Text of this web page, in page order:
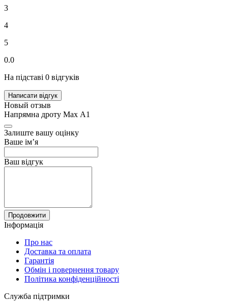
3
4
5
0.0
На підставі 0 відгуків
Написати відгук
Новый отзыв
Напрямна дроту Max А1
Залиште вашу оцінку
Ваше ім’я
Ваш відгук
Продовжити
Інформація
Про нас
Доставка та оплата
Гарантія
Обмін і повернення товару
Політика конфіденційності
Служба підтримки